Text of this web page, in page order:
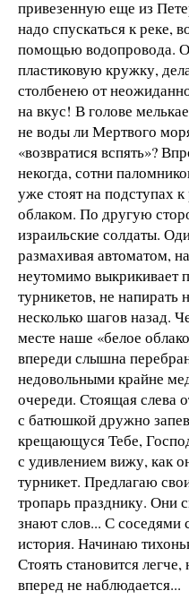
привезенную еще из
надо спускаться к реке,
помощью водопровода.
пластиковую кружку,
столбенею от
на вкус! В голове
не воды ли Мертвого
«возвратися вспять»?
некогда, сотни
уже стоят на подступах
облаком. По другую
израильские солдаты.
размахивая автоматом,
неутомимо выкрикивает
турникетов, не напирать
несколько шагов назад.
месте наше «белое
впереди слышна
недовольными крайне
очереди. Стоящая слева
с батюшкой дружно
крещающуся Тебе,
с удивлением вижу, как
турникет. Предлагаю
тропарь празднику. Они
знают слов... С соседями
история. Начинаю
Стоять становится
вперед не наблюдается...